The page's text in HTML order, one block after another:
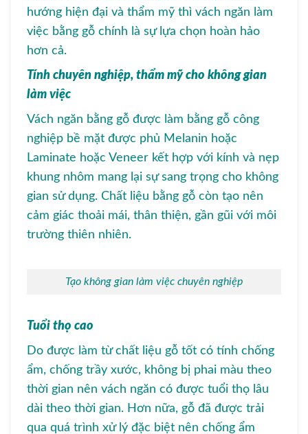
hướng hiện đại và thẩm mỹ thì vách ngăn làm
việc bằng gỗ chính là sự lựa chọn hoàn hảo
hơn cả.
Tính chuyên nghiệp, thẩm mỹ cho không gian
làm việc
Vách ngăn bằng gỗ được làm bằng gỗ công
nghiệp bề mặt được phủ Melanin hoặc
Laminate hoặc Veneer kết hợp với kính và nẹp
khung nhôm mang lại sự sang trọng cho không
gian sử dụng. Chất liệu bằng gỗ còn tạo nên
cảm giác thoải mái, thân thiện, gần gũi với môi
trường thiên nhiên.
Tạo không gian làm việc chuyên nghiệp
Tuổi thọ cao
Do được làm từ chất liệu gỗ tốt có tính chống
ẩm, chống trầy xước, không bị phai màu theo
thời gian nên vách ngăn có được tuổi thọ lâu
dài theo thời gian. Hơn nữa, gỗ đã được trải
qua quá trình xử lý đặc biệt nên chống ẩm